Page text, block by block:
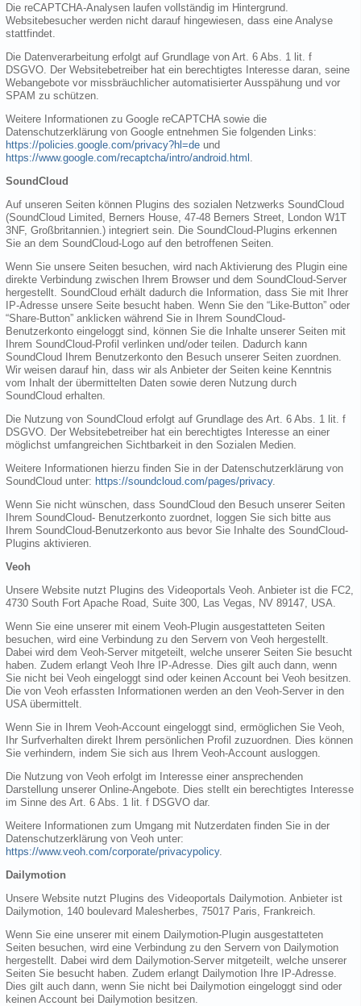
Die reCAPTCHA-Analysen laufen vollständig im Hintergrund.
Websitebesucher werden nicht darauf hingewiesen, dass eine Analyse
stattfindet.
Die Datenverarbeitung erfolgt auf Grundlage von Art. 6 Abs. 1 lit. f
DSGVO. Der Websitebetreiber hat ein berechtigtes Interesse daran, seine
Webangebote vor missbräuchlicher automatisierter Ausspähung und vor
SPAM zu schützen.
Weitere Informationen zu Google reCAPTCHA sowie die
Datenschutzerklärung von Google entnehmen Sie folgenden Links:
https://policies.google.com/privacy?hl=de und
https://www.google.com/recaptcha/intro/android.html
SoundCloud
Auf unseren Seiten können Plugins des sozialen Netzwerks SoundCloud
(SoundCloud Limited, Berners House, 47-48 Berners Street, London W1T
3NF, Großbritannien.) integriert sein. Die SoundCloud-Plugins erkennen
Sie an dem SoundCloud-Logo auf den betroffenen Seiten.
Wenn Sie unsere Seiten besuchen, wird nach Aktivierung des Plugin eine
direkte Verbindung zwischen Ihrem Browser und dem SoundCloud-Server
hergestellt. SoundCloud erhält dadurch die Information, dass Sie mit Ihrer
IP-Adresse unsere Seite besucht haben. Wenn Sie den “Like-Button” oder
“Share-Button” anklicken während Sie in Ihrem SoundCloud-
Benutzerkonto eingeloggt sind, können Sie die Inhalte unserer Seiten mit
Ihrem SoundCloud-Profil verlinken und/oder teilen. Dadurch kann
SoundCloud Ihrem Benutzerkonto den Besuch unserer Seiten zuordnen.
Wir weisen darauf hin, dass wir als Anbieter der Seiten keine Kenntnis
vom Inhalt der übermittelten Daten sowie deren Nutzung durch
SoundCloud erhalten.
Die Nutzung von SoundCloud erfolgt auf Grundlage des Art. 6 Abs. 1 lit. f
DSGVO. Der Websitebetreiber hat ein berechtigtes Interesse an einer
möglichst umfangreichen Sichtbarkeit in den Sozialen Medien.
Weitere Informationen hierzu finden Sie in der Datenschutzerklärung von
SoundCloud unter: https://soundcloud.com/pages/privacy.
Wenn Sie nicht wünschen, dass SoundCloud den Besuch unserer Seiten
Ihrem SoundCloud- Benutzerkonto zuordnet, loggen Sie sich bitte aus
Ihrem SoundCloud-Benutzerkonto aus bevor Sie Inhalte des SoundCloud-
Plugins aktivieren.
Veoh
Unsere Website nutzt Plugins des Videoportals Veoh. Anbieter ist die FC2,
4730 South Fort Apache Road, Suite 300, Las Vegas, NV 89147, USA.
Wenn Sie eine unserer mit einem Veoh-Plugin ausgestatteten Seiten
besuchen, wird eine Verbindung zu den Servern von Veoh hergestellt.
Dabei wird dem Veoh-Server mitgeteilt, welche unserer Seiten Sie besucht
haben. Zudem erlangt Veoh Ihre IP-Adresse. Dies gilt auch dann, wenn
Sie nicht bei Veoh eingeloggt sind oder keinen Account bei Veoh besitzen.
Die von Veoh erfassten Informationen werden an den Veoh-Server in den
USA übermittelt.
Wenn Sie in Ihrem Veoh-Account eingeloggt sind, ermöglichen Sie Veoh,
Ihr Surfverhalten direkt Ihrem persönlichen Profil zuzuordnen. Dies können
Sie verhindern, indem Sie sich aus Ihrem Veoh-Account ausloggen.
Die Nutzung von Veoh erfolgt im Interesse einer ansprechenden
Darstellung unserer Online-Angebote. Dies stellt ein berechtigtes Interesse
im Sinne des Art. 6 Abs. 1 lit. f DSGVO dar.
Weitere Informationen zum Umgang mit Nutzerdaten finden Sie in der
Datenschutzerklärung von Veoh unter:
https://www.veoh.com/corporate/privacypolicy.
Dailymotion
Unsere Website nutzt Plugins des Videoportals Dailymotion. Anbieter ist
Dailymotion, 140 boulevard Malesherbes, 75017 Paris, Frankreich.
Wenn Sie eine unserer mit einem Dailymotion-Plugin ausgestatteten
Seiten besuchen, wird eine Verbindung zu den Servern von Dailymotion
hergestellt. Dabei wird dem Dailymotion-Server mitgeteilt, welche unserer
Seiten Sie besucht haben. Zudem erlangt Dailymotion Ihre IP-Adresse.
Dies gilt auch dann, wenn Sie nicht bei Dailymotion eingeloggt sind oder
keinen Account bei Dailymotion besitzen.